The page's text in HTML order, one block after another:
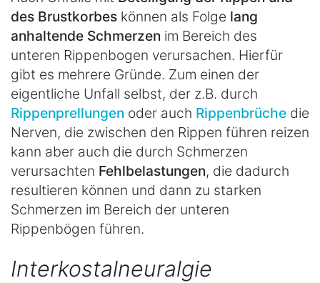
des Brustkorbes können als Folge lang
anhaltende Schmerzen im Bereich des
unteren Rippenbogen verursachen. Hierfür
gibt es mehrere Gründe. Zum einen der
eigentliche Unfall selbst, der z.B. durch
Rippenprellungen oder auch Rippenbrüche die
Nerven, die zwischen den Rippen führen reizen
kann aber auch die durch Schmerzen
verursachten Fehlbelastungen, die dadurch
resultieren können und dann zu starken
Schmerzen im Bereich der unteren
Rippenbögen führen.
Interkostalneuralgie